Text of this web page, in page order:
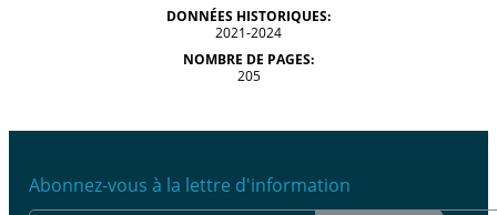
DONNÉES HISTORIQUES:
2021-2024
NOMBRE DE PAGES:
205
Abonnez-vous à la lettre d'information